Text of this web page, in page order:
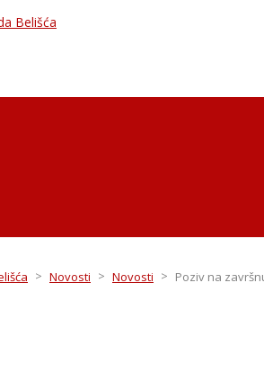
> Novosti > Novosti > Poziv na